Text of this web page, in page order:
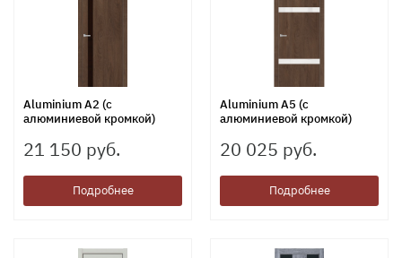
Aluminium А2 (с
алюминиевой кромкой)
21 150 руб.
Подробнее
Aluminium А5 (с
алюминиевой кромкой)
20 025 руб.
Подробнее